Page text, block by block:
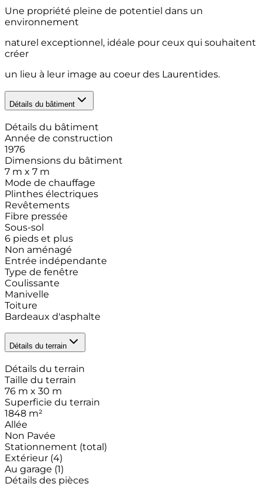
Une propriété pleine de potentiel dans un
environnement
naturel exceptionnel, idéale pour ceux qui souhaitent
créer
un lieu à leur image au coeur des Laurentides.
Détails du bâtiment
Détails du bâtiment
Année de construction
1976
Dimensions du bâtiment
7 m x 7 m
Mode de chauffage
Plinthes électriques
Revêtements
Fibre pressée
Sous-sol
6 pieds et plus
Non aménagé
Entrée indépendante
Type de fenêtre
Coulissante
Manivelle
Toiture
Bardeaux d'asphalte
Détails du terrain
Détails du terrain
Taille du terrain
76 m x 30 m
Superficie du terrain
1848 m²
Allée
Non Pavée
Stationnement (total)
Extérieur (4)
Au garage (1)
Détails des pièces